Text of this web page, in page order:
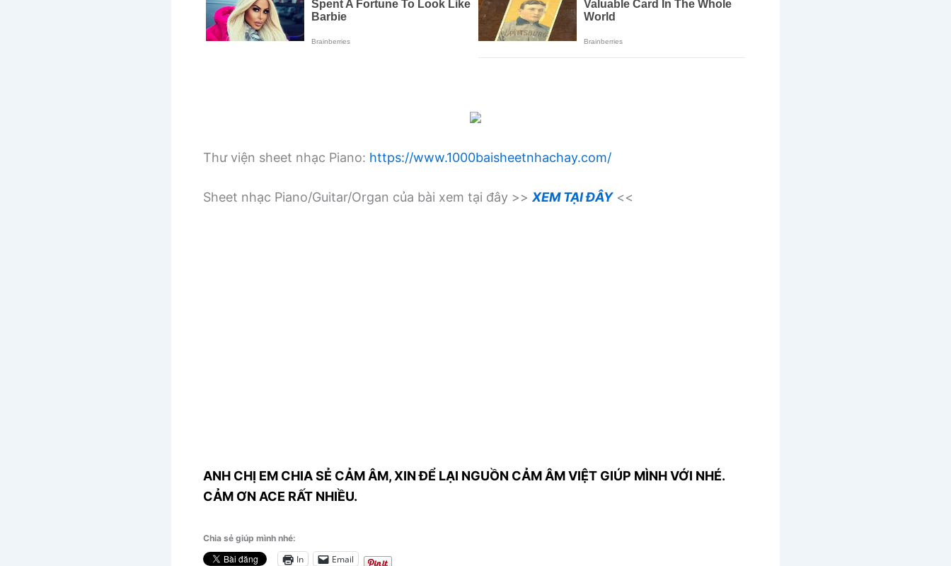
Thư viện sheet nhạc Piano: https://www.1000baisheetnhachay.com/
Sheet nhạc Piano/Guitar/Organ của bài xem tại đây >> XEM TẠI ĐÂY<<
ANH CHỊ EM CHIA SẺ CẢM ÂM, XIN ĐỂ LẠI NGUỒN CẢM ÂM VIỆT GIÚP MÌNH VỚI NHÉ.
CẢM ƠN ACE RẤT NHIỀU.
Chia sẻ giúp mình nhé:
In Email